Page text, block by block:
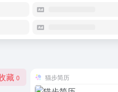
藏 0 猫步简历